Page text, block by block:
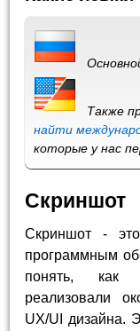
Также
найти
которые у нас
Скриншот
Скриншот -
программным
понять, как
реализовали
UX/UI дизайна.